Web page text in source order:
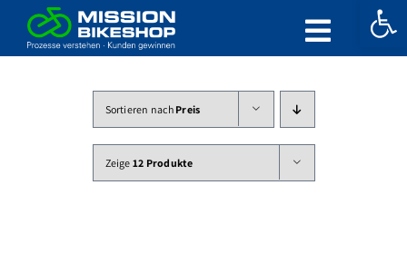
Inhalt
springen
Toggle
Wissenswert
Sortieren nach Preis
Zeige 12 Produkte